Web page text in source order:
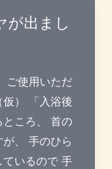
が出まし
ご使用いただ
） 「入浴後
ところ、 首の
、 手のひら
ているので 手